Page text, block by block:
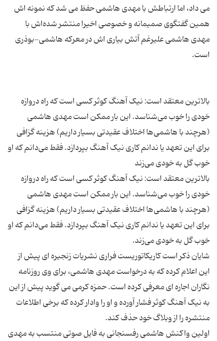
می داد، اما ارتباطش با مهدی هاشمی حفظ می شد که نمونه اش
همین گفتگوی صمیمانه و خصوصی اخیرا منتشر شده‌اش با
مهدی هاشمی علیرغم آتش بیاری اش در معرکه هاشمی-بوذری
بالاترین معتقد است: نیک آهنگ کوثر کسی است که راه دروازه
خودی را خوب می‌شناسد. این بار ممکن است مهدی هاشمی
(هرچند با هاشمی‌ها اختلاف عقیدتی بسیار داریم) هزینه گزافی
برای این تعهد یا ندانم کاری نیک آهنگ بپردازد. فقط می‌دانم که او
بالاترین معتقد است: نیک آهنگ کوثر کسی است که راه دروازه
خودی را خوب می‌شناسد. این بار ممکن است مهدی هاشمی
(هرچند با هاشمی‌ها اختلاف عقیدتی بسیار داریم) هزینه گزافی
برای این تعهد یا ندانم کاری نیک آهنگ بپردازد. فقط می‌دانم که او
شایان ذکر است کاریکاتوریست فراری نشریات زنجیره ای پیش از
این اعلام کرده که به درخواست مهدی هاشمی، برای وی روزنامه
نگاران اجاره ای معرفی کرده است. حمزه کرمی می گوید پیش از این
به نیک آهنگ کوثر فشار آورده و او را وادار کرده که برخی اطلاعات